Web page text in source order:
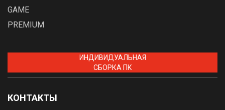
GAME
PREMIUM
ИНДИВИДУАЛЬНАЯ
СБОРКА ПК
КОНТАКТЫ